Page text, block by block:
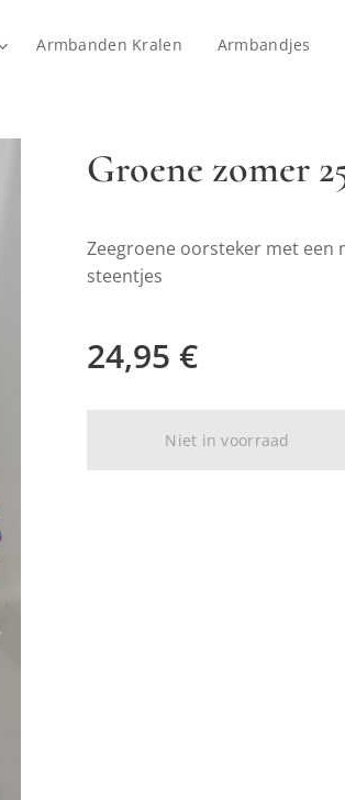
Armbanden Kralen Armbandjes
Groene zomer
Zeegroene oorsteker met een
steentjes
24,95 €
Niet in voorraad